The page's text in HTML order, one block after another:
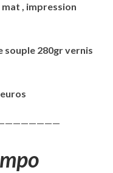
, impression
souple 280gr vernis